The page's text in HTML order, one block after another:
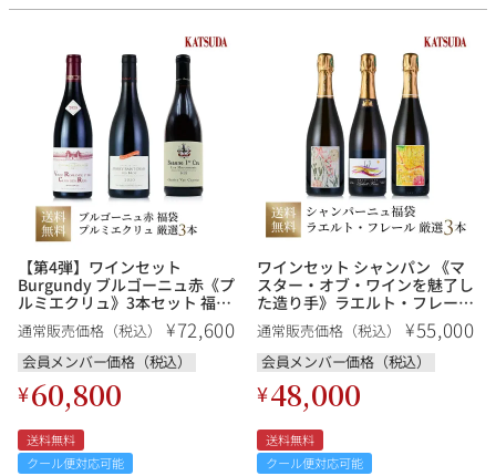
【第4弾】ワインセット
Burgundy ブルゴーニュ赤《プ
ルミエクリュ》3本セット 福袋
送料無料
通常販売価格（税込） ¥72,600
会員メンバー価格（税込）
¥60,800
送料無料
クール便対応可能
ワインセット シャンパン 《マ
スター・オブ・ワインを魅了し
た造り手》ラエルト・フレール
laherte freres ３本セット 福
袋 送料無料
通常販売価格（税込） ¥55,000
会員メンバー価格（税込）
¥48,000
送料無料
クール便対応可能